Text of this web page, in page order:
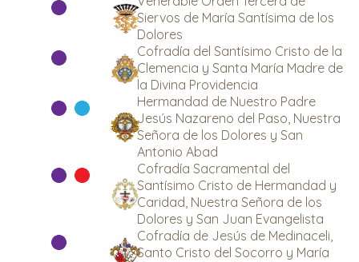
Siervos de María Santísima de los
Dolores
Cofradía del Santísimo Cristo de la
Clemencia y Santa María Madre de
la Divina Providencia
Hermandad de Nuestro Padre
Jesús Nazareno del Paso, Nuestra
Señora de los Dolores y San
Antonio Abad
Cofradía Sacramental del
Santísimo Cristo de Hermandad y
Caridad, Nuestra Señora de los
Dolores y San Juan Evangelista
Cofradía de Jesús de Medinaceli,
Santo Cristo del Socorro y María